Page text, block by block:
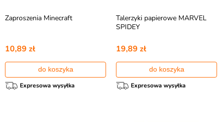
Zaproszenia Minecraft
10,89 zł
do koszyka
Expresowa wysyłka
Talerzyki papierowe MARVEL
SPIDEY
19,89 zł
do koszyka
Expresowa wysyłka